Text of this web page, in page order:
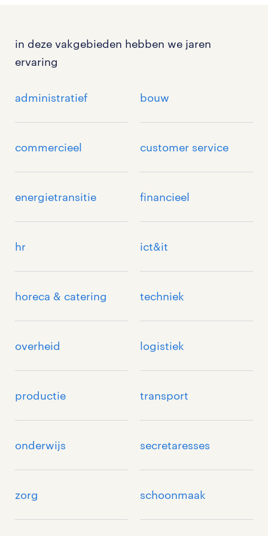
in deze vakgebieden hebben we jaren
ervaring
administratief bouw
commercieel customer service
energietransitie financieel
hr ict&it
horeca & catering techniek
overheid logistiek
productie transport
onderwijs secretaresses
zorg schoonmaak